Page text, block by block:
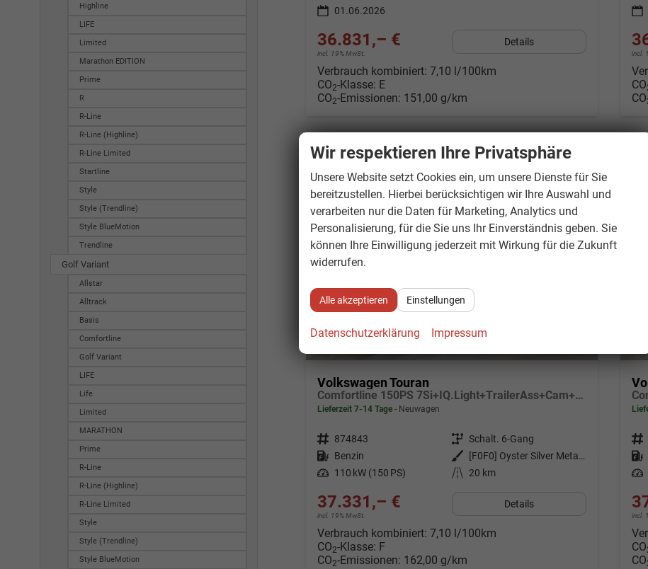
01.06.2026
36.831,– €
incl. 19% MwSt.
Details
Verbrauch kombiniert: 7,10 l/100km
CO2-Klasse: E
CO2-Emissionen: 151,00 g/km
incl.
CO
CO
Volkswagen Touran
Comfortline 150PS 7Si+IQ.Light+TrailerAss+Cam+Navi+Kamera+Alarm+Kessy+App-Connect
Lieferzeit 7-14 Tage Neuwagen
Fahrzeugnr. 874843 Getriebe Schalt. 6-Gang
Kraftstoff Benzin Außenfarbe
[F0F0] Oyster Silver Metallic
Leistung 110 kW (150 PS) Kilometerstand 20 km
37.331,– €
incl. 19% MwSt.
Details
Verbrauch kombiniert: 7,10 l/100km
CO2-Klasse: F
CO2-Emissionen: 162,00 g/km
Fahrzeugnr.
Kraftstoff
Leistung
incl.
CO
CO
Highline
LIFE
Limited
Marathon EDITION
Prime
R
R-Line
R-Line (Highline)
R-Line Limited
Startline
Style
Style (Trendline)
Style BlueMotion
Trendline
Golf Variant
Allstar
Alltrack
Basis
Comfortline
Golf Variant
LIFE
Life
Limited
MARATHON
Prime
R-Line
R-Line (Highline)
R-Line Limited
Style
Style (Trendline)
Style BlueMotion
Wir respektieren Ihre Privatsphäre
Unsere Website setzt Cookies ein, um unsere Dienste für Sie
bereitzustellen. Hierbei berücksichtigen wir Ihre Auswahl und
verarbeiten nur die Daten für Marketing, Analytics und
Personalisierung, für die Sie uns Ihr Einverständnis geben. Sie
können Ihre Einwilligung jederzeit mit Wirkung für die Zukunft
widerrufen.
Alle akzeptieren Einstellungen
Datenschutzerklärung Impressum